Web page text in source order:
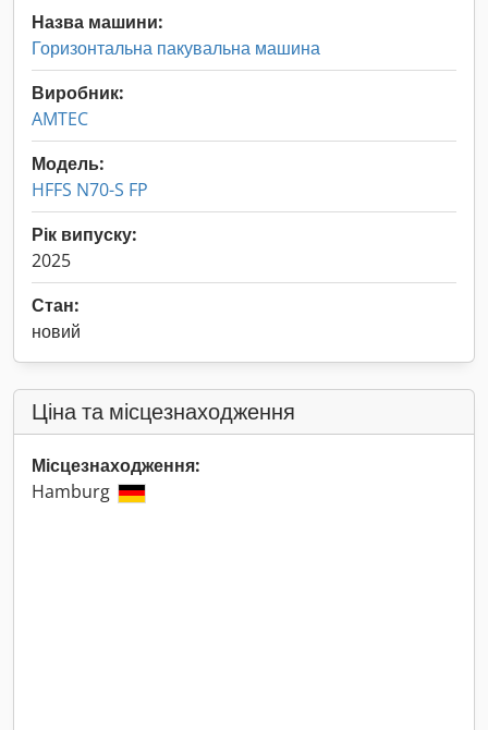
Назва машини:
Горизонтальна пакувальна машина
Виробник:
AMTEC
Модель:
HFFS N70-S FP
Рік випуску:
2025
Стан:
новий
Ціна та місцезнаходження
Місцезнаходження:
Hamburg